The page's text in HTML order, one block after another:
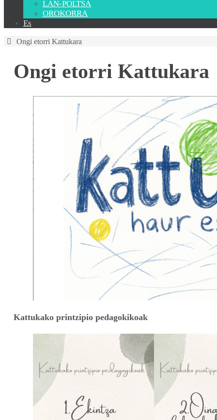
LAN-POLTSA
OROKORRA
Es
Ongi etorri Kattukara
Ongi etorri Kattukara
Kattukako printzipio pedagokikoak